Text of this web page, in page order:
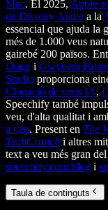
Mac. El 2025, Apple
de Disseny Apple a la
essencial que ajuda la
més de 1.000 veus
gairebé 200 països.
Dogg i Gwyneth
Studio proporciona
Clonació de veus IA,
Speechify també
veu, d'alta qualitat i
a veu. Present en The
TechCrunch i altres
text a veu més gran
speechify.com/blog i
Taula de continguts